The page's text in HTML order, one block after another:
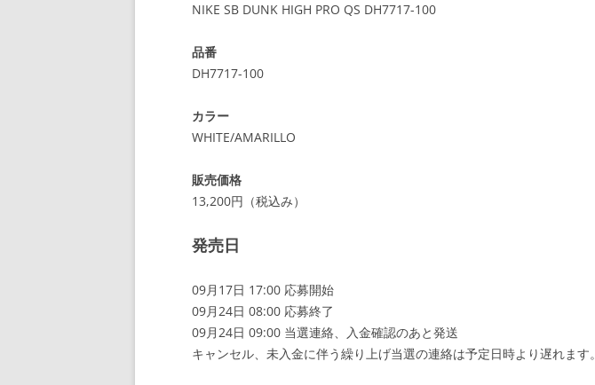
NIKE SB DUNK HIGH PRO QS DH7717-100
品番
DH7717-100
カラー
WHITE/AMARILLO
販売価格
13,200円（税込み）
発売日
09月17日 17:00 応募開始
09月24日 08:00 応募終了
09月24日 09:00 当選連絡、入金確認のあと発送
キャンセル、未入金に伴う繰り上げ当選の連絡は予定日時より遅れます。